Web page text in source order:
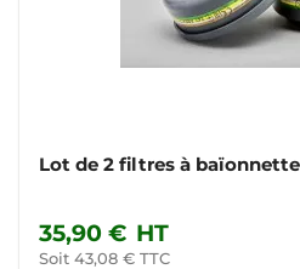
Lot de 2 filtres à
35,90 € HT
Soit 43,08 € TTC